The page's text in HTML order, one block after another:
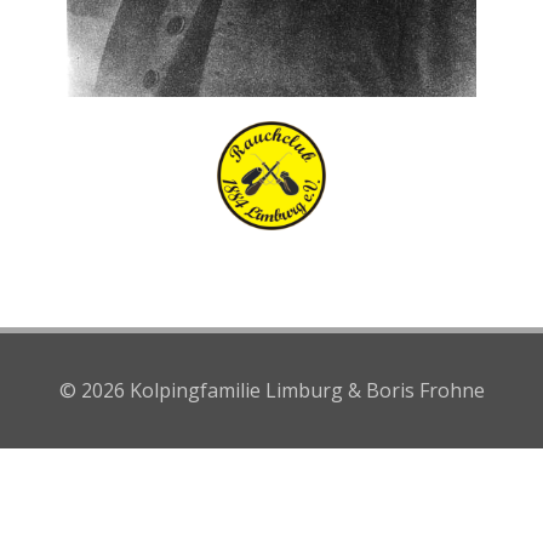
© 2026 Kolpingfamilie Limburg & Boris Frohne